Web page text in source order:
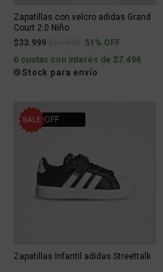
Zapatillas con velcro adidas Grand
Court 2.0 Niño
$33.999
Price reduced from
to51% OFF
6 cuotas con interés de $7.496
Stock para envío
21% OFF
Zapatillas Infantil adidas Streettalk